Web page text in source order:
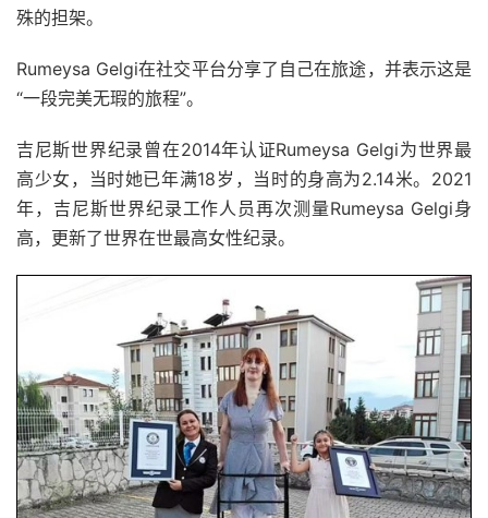
殊的担架。
Rumeysa Gelgi在社交平台分享了自己在旅途，并表示这是
“一段完美无瑕的旅程”。
吉尼斯世界纪录曾在2014年认证Rumeysa Gelgi为世界最
高少女，当时她已年满18岁，当时的身高为2.14米。2021
年，吉尼斯世界纪录工作人员再次测量Rumeysa Gelgi身
高，更新了世界在世最高女性纪录。